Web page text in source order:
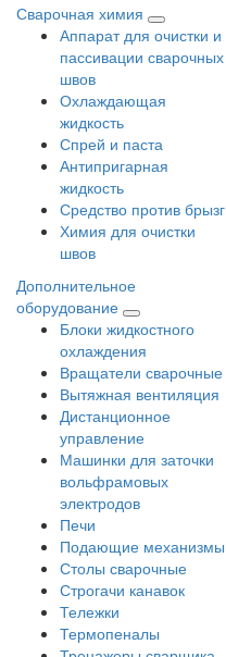
Сварочная химия
Аппарат для очистки и
пассивации сварочных
швов
Охлаждающая
жидкость
Спрей и паста
Антипригарная
жидкость
Средство против брызг
Химия для очистки
швов
Дополнительное
оборудование
Блоки жидкостного
охлаждения
Вращатели сварочные
Вытяжная вентиляция
Дистанционное
управление
Машинки для заточки
вольфрамовых
электродов
Печи
Подающие механизмы
Столы сварочные
Строгачи канавок
Тележки
Термопеналы